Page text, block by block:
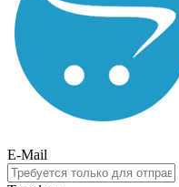
E-Mail